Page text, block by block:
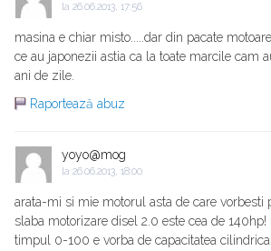
la 26.06.2013, 17:56
masina e chiar misto.....dar din pacate
ce au japonezii astia ca la toate marcile cam
ani de zile.
Raportează abuz
yoyo@mog
la 26.06.2013, 18:00
arata-mi si mie motorul asta de care vorbesti
slaba motorizare disel 2.0 este cea de
timpul 0-100 e vorba de capacitatea